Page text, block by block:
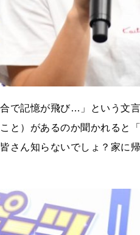
で記憶が飛び…」という文
と）があるのか聞かれると
さん知らないでしょ？家